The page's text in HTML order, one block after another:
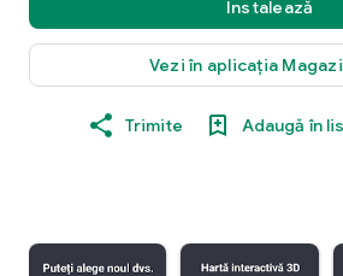
Instalează
Vezi în aplicația
Trimite Adaugă în